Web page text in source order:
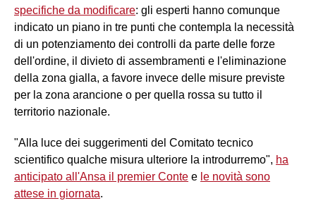
specifiche da modificare: gli esperti hanno comunque
indicato un piano in tre punti che contempla la necessità
di un potenziamento dei controlli da parte delle forze
dell'ordine, il divieto di assembramenti e l'eliminazione
della zona gialla, a favore invece delle misure previste
per la zona arancione o per quella rossa su tutto il
territorio nazionale.
"Alla luce dei suggerimenti del Comitato tecnico
scientifico qualche misura ulteriore la introdurremo", ha
anticipato all'Ansa il premier Conte e le novità sono
attese in giornata.